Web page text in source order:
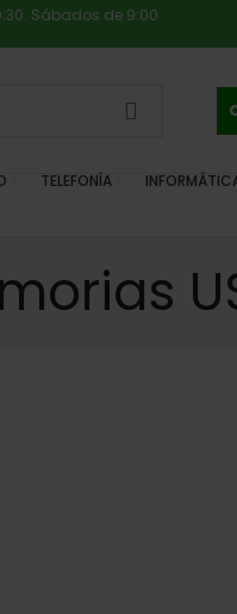
Sábados de 9:00
TELEFONÍA